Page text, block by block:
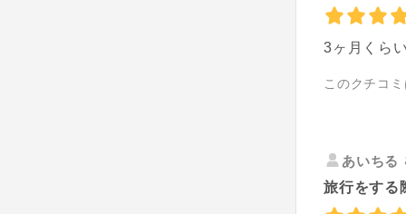
3ヶ月くら
このクチコ
あいちる
旅行をする